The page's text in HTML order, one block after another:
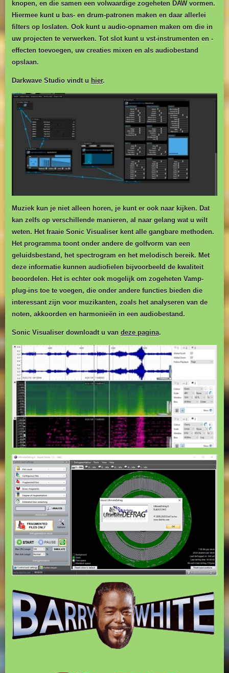
knopen, en die samen een volwaardige zogeheten DAW vormen.
Hiermee kunt u bas- en drum-patronen maken en daar allerlei
filters op loslaten. Ook kunt u audio-opnamen maken om die in
uw projecten te verwerken. Tot slot kunt u vst-instrumenten en -
effecten toevoegen, uw creaties mixen en als audiobestand
opslaan.
Darkwave Studio vindt u hier.
Muziek kun je niet alleen horen, je kunt er ook naar kijken. Dat
kan zelfs op verschillende manieren, al naar gelang wat u wilt
weten. Het fraaie Sonic Visualiser kent alle gangbare methoden.
Het programma toont onder andere de golfvorm van een
geluidsbestand, het spectrogram en het melodisch bereik. Met
deze informatie kunnen audiofielen bijvoorbeeld de kwaliteit
beoordelen. Het is echter ook mogelijk om zogeheten Vamp-
plug-ins toe te voegen, die onder andere functies bieden die
interessant zijn voor muzikanten, zoals het analyseren van de
noten, akkoorden en harmonieën in een audiobestand.
Sonic Visualiser downloadt u van deze pagina.